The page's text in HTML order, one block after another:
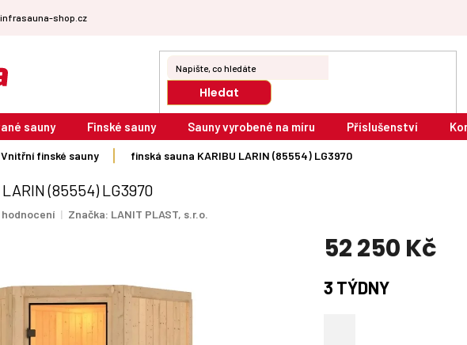
shop.cz
Hledat
sauny Finské sauny Sauny vyrobené na míru Příslušenství
Vnitřní finské sauny finská sauna KARIBU LARIN (85554) LG3970
(85554) LG3970
Značka: LANIT PLAST, s.r.o.
52 250 Kč
Měrná
cena:
3 TÝDNY